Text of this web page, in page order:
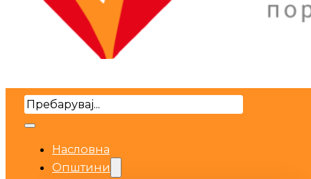
Search
Насловна
Општини